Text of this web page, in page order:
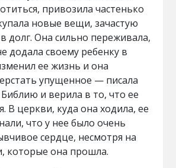
привозила частенько
новые вещи, зачастую
долг. Она сильно переживала,
додала своему ребенку в
ее жизнь и она
упущенное — писала
Библию и верила в то, что ее
В церкви, куда она ходила, ее
что у нее было очень
сердце, несмотря на
которые она прошла.